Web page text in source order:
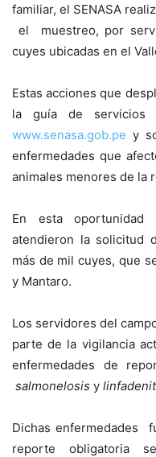
familiar, el SENASA
el muestreo, por
cuyes ubicadas en el
Estas acciones que
la guía de
www.senasa.gob.pe y
enfermedades que
animales menores de la
En esta oportunidad
atendieron la solicitud
más de mil cuyes, que
y Mantaro.
Los servidores del
parte de la vigilancia
enfermedades de
salmonelosis y
Dichas enfermedades
reporte obligatoria